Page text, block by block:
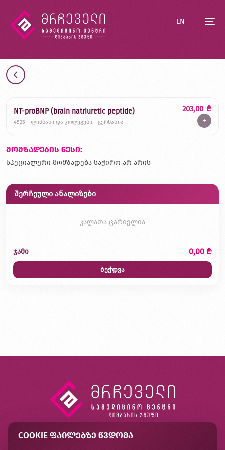
EN
NT-proBNP (brain natriuretic peptide)
4525 ლიმბახი და კოლეგები გერმანია
203,00 ₾
+
მომზადების წესი:
სპეციალური მომზადება საჭირო არ არის
შერჩეული ანალიზები
კალათა ცარიელია
ჯამი 0,00 ₾
ბეჭდვა
COOKIE ᲤᲐᲘᲚᲔᲑᲖᲔ ᲬᲕᲓᲝᲛᲐ